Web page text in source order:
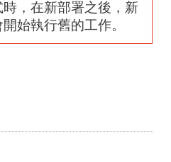
，在新部署之後，新
始執行舊的工作。